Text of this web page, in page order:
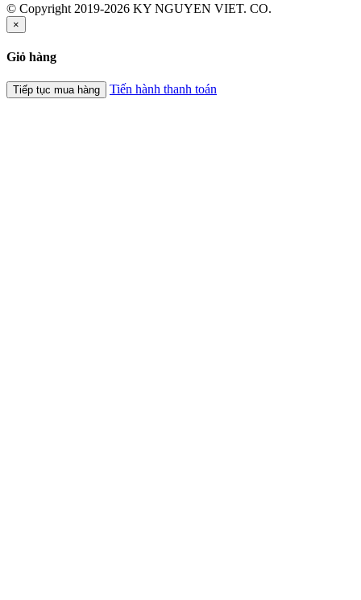
© Copyright 2019-2026 KY NGUYEN VIET. CO.
×
Giỏ hàng
Tiếp tục mua hàng Tiến hành thanh toán